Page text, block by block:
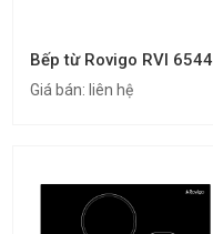
Bếp từ Rovigo RVI 6544
Giá bán: liên hệ